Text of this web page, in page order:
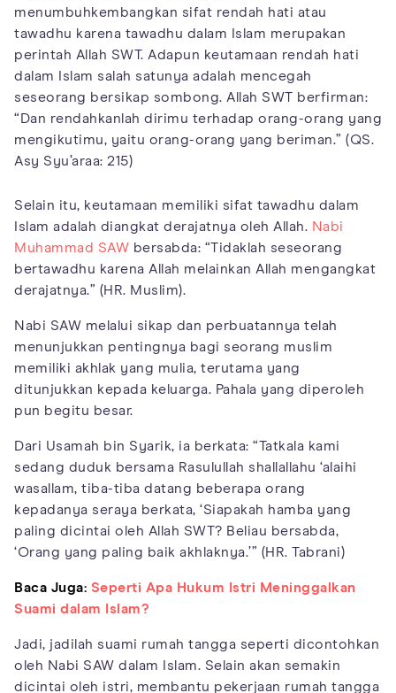
menumbuhkembangkan sifat rendah hati atau
tawadhu karena tawadhu dalam Islam merupakan
perintah Allah SWT. Adapun keutamaan rendah hati
dalam Islam salah satunya adalah mencegah
seseorang bersikap sombong. Allah SWT berfirman:
“Dan rendahkanlah dirimu terhadap orang-orang yang
mengikutimu, yaitu orang-orang yang beriman.” (QS.
Asy Syu’araa: 215)
Selain itu, keutamaan memiliki sifat tawadhu dalam
Islam adalah diangkat derajatnya oleh Allah. Nabi
Muhammad SAW bersabda: “Tidaklah seseorang
bertawadhu karena Allah melainkan Allah mengangkat
derajatnya.” (HR. Muslim).
Nabi SAW melalui sikap dan perbuatannya telah
menunjukkan pentingnya bagi seorang muslim
memiliki akhlak yang mulia, terutama yang
ditunjukkan kepada keluarga. Pahala yang diperoleh
pun begitu besar.
Dari Usamah bin Syarik, ia berkata: “Tatkala kami
sedang duduk bersama Rasulullah shallallahu ‘alaihi
wasallam, tiba-tiba datang beberapa orang
kepadanya seraya berkata, ‘Siapakah hamba yang
paling dicintai oleh Allah SWT? Beliau bersabda,
‘Orang yang paling baik akhlaknya.’” (HR. Tabrani)
Baca Juga: Seperti Apa Hukum Istri Meninggalkan
Suami dalam Islam?
Jadi, jadilah suami rumah tangga seperti dicontohkan
oleh Nabi SAW dalam Islam. Selain akan semakin
dicintai oleh istri, membantu pekerjaan rumah tangga